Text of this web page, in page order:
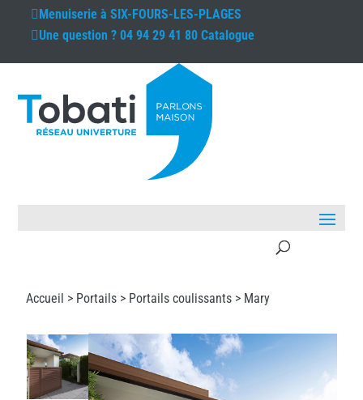
Menuiserie àSIX-FOURS-LES-PLAGES
Une question ?04 94 29 41 80 Catalogue
Accueil > Portails > Portails coulissants > Mary